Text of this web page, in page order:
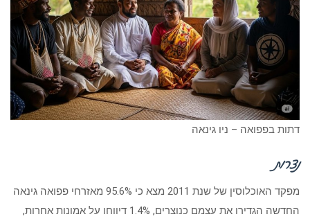
דתות בפפואה – ניו גינאה
נצרות
מפקד האוכלוסין של שנת 2011 מצא כי 95.6% מאזרחי פפואה גינאה
החדשה הגדירו את עצמם כנוצרים, 1.4% דיווחו על אמונות אחרות,